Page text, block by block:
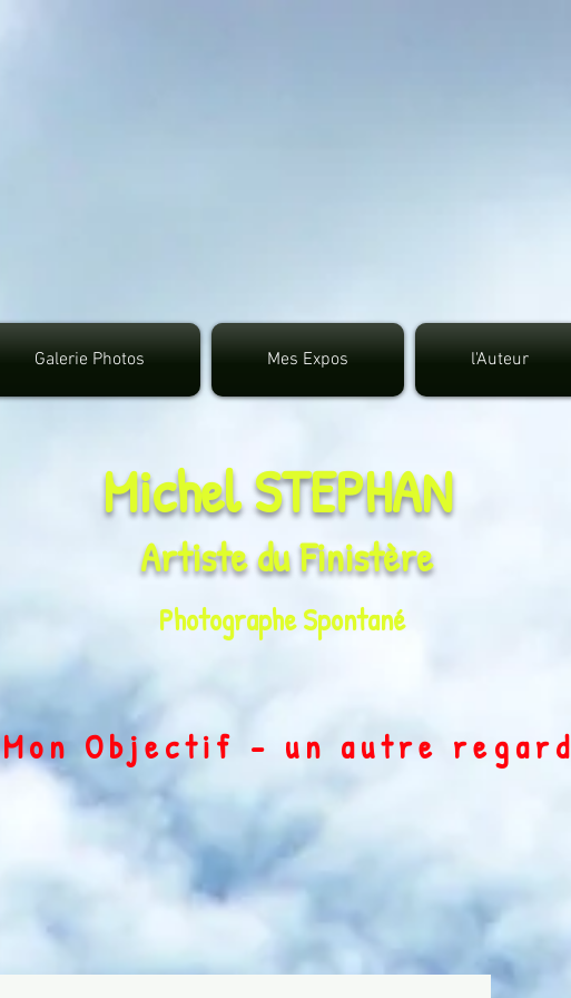
Galerie Photos Mes Expos l'Auteur
Michel STEPHAN
Artiste duFinistère
Photographe Spontané
Objectif - un autre regard